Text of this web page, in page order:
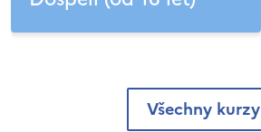
Všechny kurzy